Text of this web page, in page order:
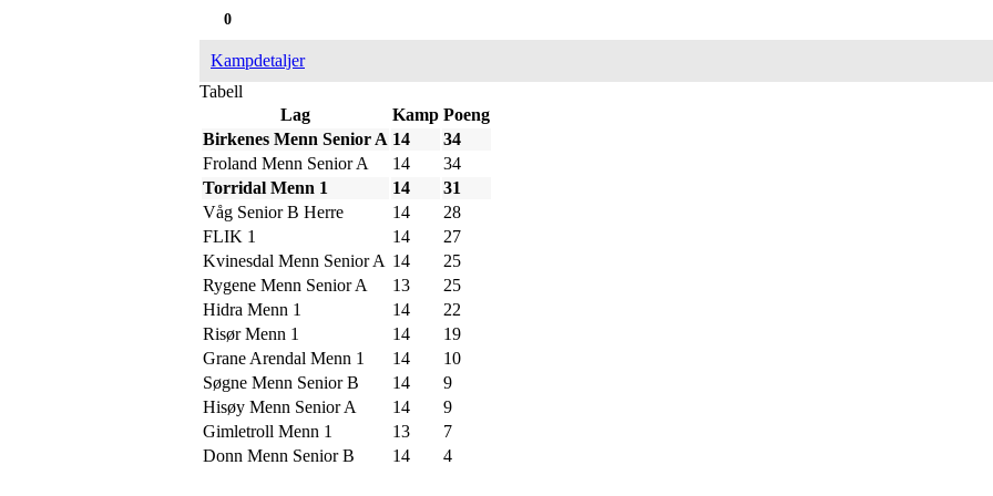
0
Kampdetaljer
Tabell
Lag
Kamp Poeng
Birkenes Menn Senior A 14
34
Froland Menn Senior A
14
34
Torridal Menn 1
14
31
Våg Senior B Herre
14
28
FLIK 1
14
27
Kvinesdal Menn Senior A 14
25
Rygene Menn Senior A
13
25
Hidra Menn 1
14
22
Risør Menn 1
14
19
Grane Arendal Menn 1
14
10
Søgne Menn Senior B
14
9
Hisøy Menn Senior A
14
9
Gimletroll Menn 1
13
7
Donn Menn Senior B
14 4